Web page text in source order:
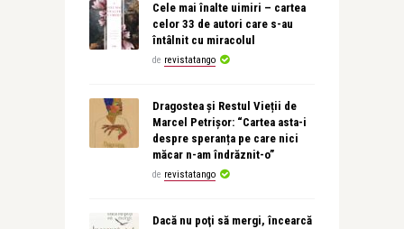
Cele mai înalte uimiri – cartea
celor 33 de autori care s-au
întâlnit cu miracolul
de revistatango
Dragostea și Restul Vieții de
Marcel Petrișor: “Cartea asta-i
despre speranța pe care nici
măcar n-am îndrăznit-o”
de revistatango
Dacă nu poţi să mergi, încearcă